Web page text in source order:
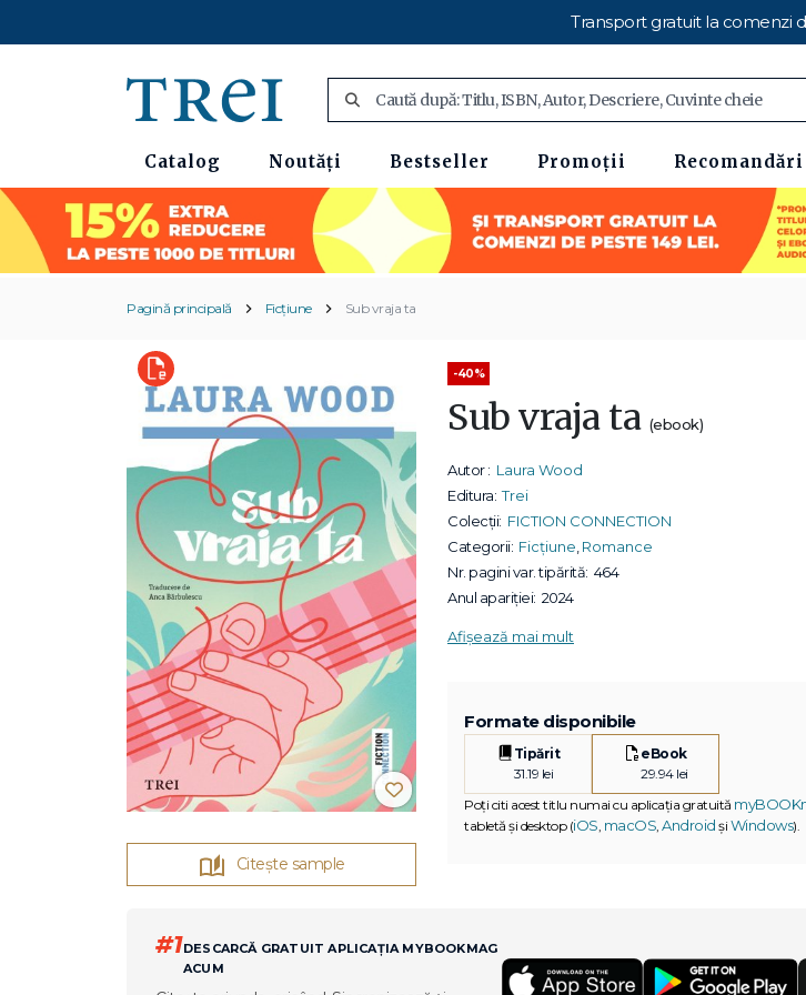
Transport gratuit la comenzi
Catalog Noutăți Bestseller Promoții Recomandări
Pagină principală Ficțiune Sub vraja ta
Citește sample
-40%
Sub vraja ta (ebook)
Autor : Laura Wood
Editura: Trei
Colecții: FICTION CONNECTION
Categorii: Ficțiune Romance
Nr. pagini var. tipărită: 464
Anul apariției: 2024
Afișează mai mult
Formate disponibile
Tipărit
31.19 lei
eBook
29.94 lei
Poți citi acest titlu numai cu aplicația gratuită
tabletă și desktop (iOS macOS Android și Windows).
#1DESCARCĂ GRATUIT APLICAȚIA MYBOOKMAG
ACUM